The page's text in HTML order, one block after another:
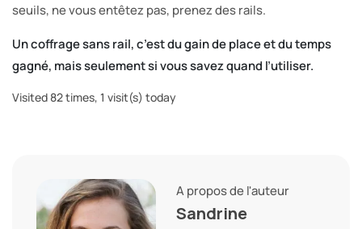
seuils, ne vous entêtez pas, prenez des rails.
Un coffrage sans rail, c’est du gain de place et du temps
gagné, mais seulement si vous savez quand l’utiliser.
Visited 82 times, 1 visit(s) today
A propos de l'auteur
Sandrine